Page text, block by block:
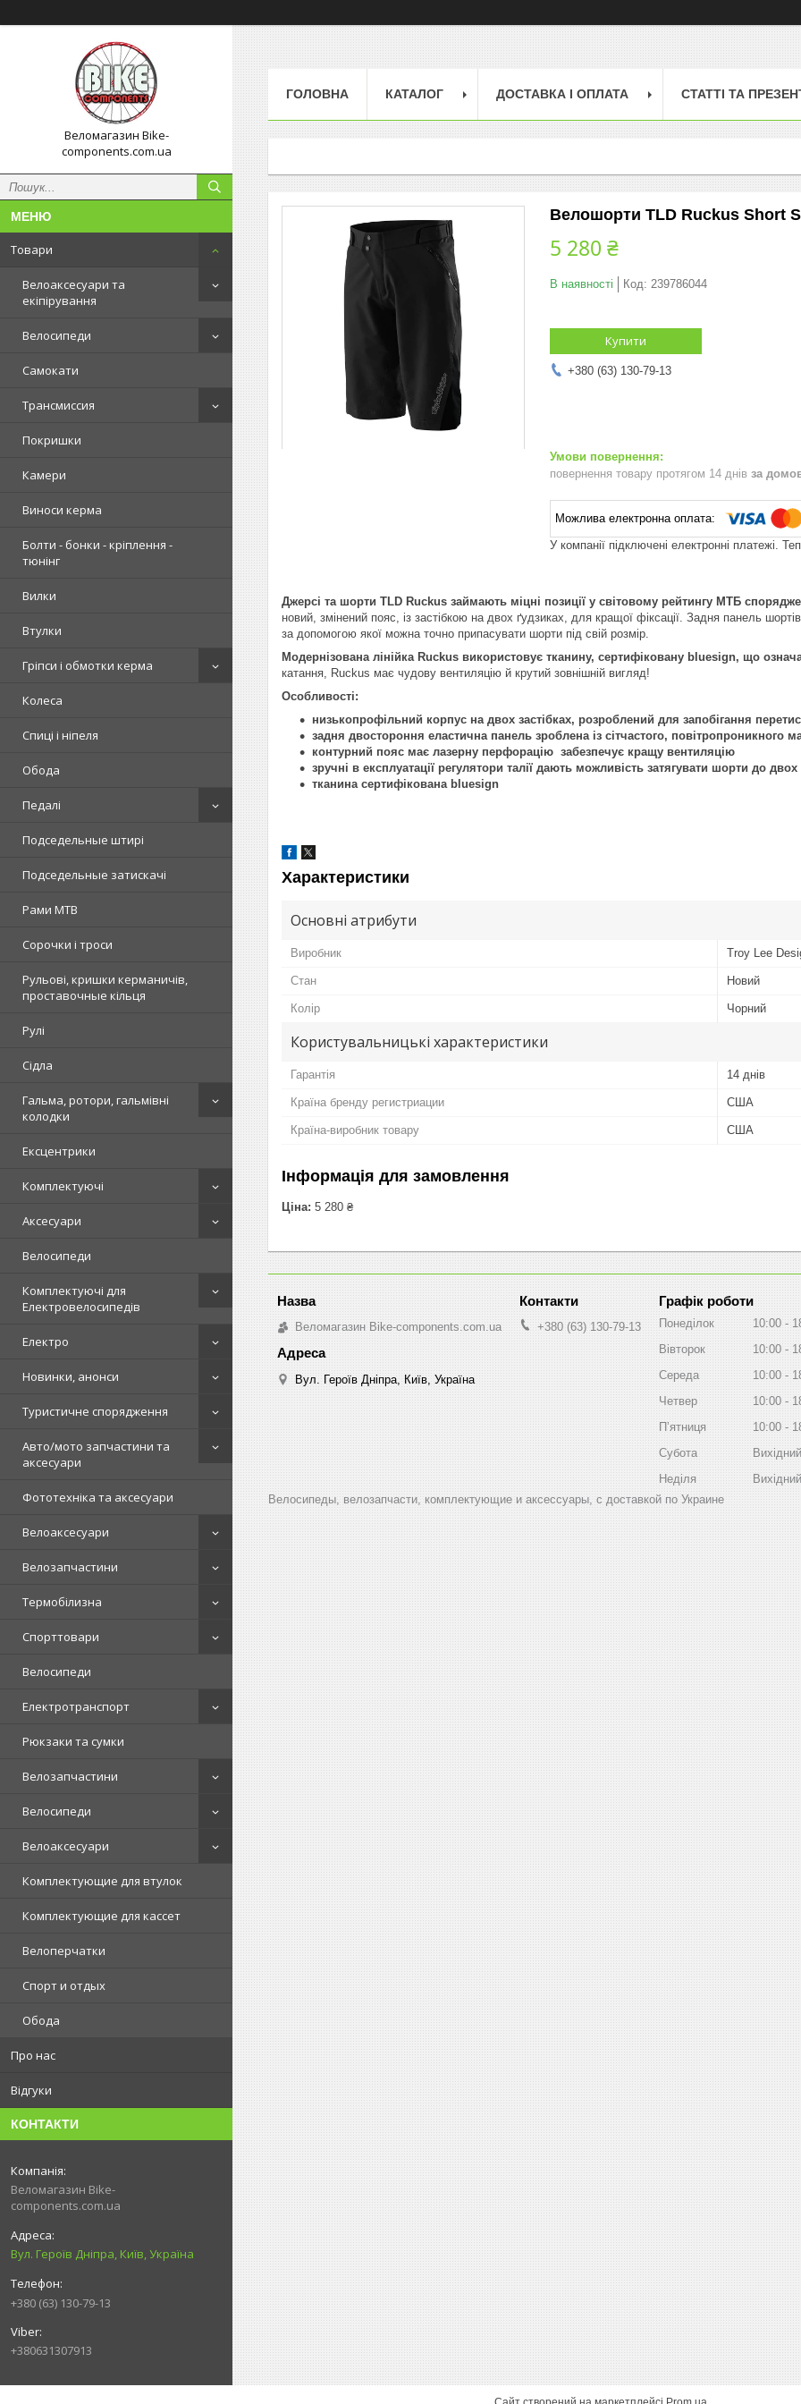
Веломагазин Bike-
components.com.ua
Товари
Велоаксесуари та
екіпірування
Велосипеди
Самокати
Трансмиссия
Покришки
Камери
Виноси керма
Болти - бонки - кріплення -
тюнінг
Вилки
Втулки
Гріпси і обмотки керма
Колеса
Спиці і ніпеля
Обода
Педалі
Подседельные штирі
Подседельные затискачі
Рами MTB
Сорочки і троси
Рульові, кришки керманичів,
проставочные кільця
Рулі
Сідла
Гальма, ротори, гальмівні
колодки
Ексцентрики
Комплектуючі
Аксесуари
Велосипеди
Комплектуючі для
Електровелосипедів
Електро
Новинки, анонси
Туристичне спорядження
Авто/мото запчастини та
аксесуари
Фототехніка та аксесуари
Велоаксесуари
Велозапчастини
Термобілизна
Спорттовари
Велосипеди
Електротранспорт
Рюкзаки та сумки
Велозапчастини
Велосипеди
Велоаксесуари
Комплектующие для втулок
Комплектующие для кассет
Велоперчатки
Спорт и отдых
Обода
Про нас
Відгуки
КОНТАКТИ
Веломагазин Bike-
components.com.ua
Вул. Героїв Дніпра, Київ, Україна
+380 (63) 130-79-13
+380631307913
ГОЛОВНА КАТАЛОГ ДОСТАВКА І ОПЛАТА СТАТТІ ТА
Велошорти TLD Ruckus Short
5 280 ₴
В наявності Код: 239786044
Купити
+380 (63) 130-79-13
повернення товару протягом 14 днів за
У компанії підключені електронні платежі.
Джерсі та шорти TLD Ruckus займають міцні позиції у світовому рейтингу МТБ
новий, змінений пояс, із застібкою на двох ґудзиках, для кращої фіксації. Задня панель
за допомогою якої можна точно припасувати шорти під свій розмір.
Модернізована лінійка Ruckus використовує тканину, сертифіковану bluesign, що
катання, Ruckus має чудову вентиляцію й крутий зовнішній вигляд!
Особливості:
низькопрофільний корпус на двох застібках, розроблений для запобігання
задня двостороння еластична панель зроблена із сітчастого, повітропроникного
контурний пояс має лазерну перфорацію забезпечує кращу вентиляцію
зручні в експлуатації регулятори талії дають можливість затягувати шорти до
тканина сертифікована bluesign
Характеристики
Основні атрибути
Виробник Troy Lee
Стан Новий
Колір Чорний
Користувальницькі характеристики
Гарантія 14 днів
Країна бренду регистриации США
Країна-виробник товару США
Інформація для замовлення
Ціна: 5 280 ₴
Веломагазин Bike-components.com.ua
Вул. Героїв Дніпра, Київ, Україна
+380 (63) 130-79-13
Графік роботи
Понеділок 10:00
Вівторок
10:00
Середа
10:00
Четвер
10:00
Пʼятниця
10:00
Субота
Вихідний
Неділя
Вихідний
Велосипеды, велозапчасти, комплектующие и аксессуары, с доставкой по Украине